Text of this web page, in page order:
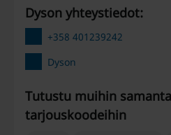
Dyson yhteystiedot:
+358 401239242
Dyson
Tutustu muihin
tarjouskoodeihin